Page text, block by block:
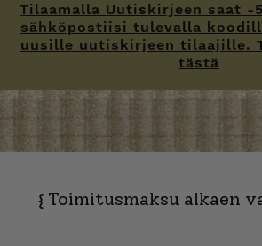
Tilaamalla Uutiskirjeen saat -
sähköpostiisi tulevalla
uusille uutiskirjeen tilaajille.
tästä
{ Toimitusmaksu alkaen